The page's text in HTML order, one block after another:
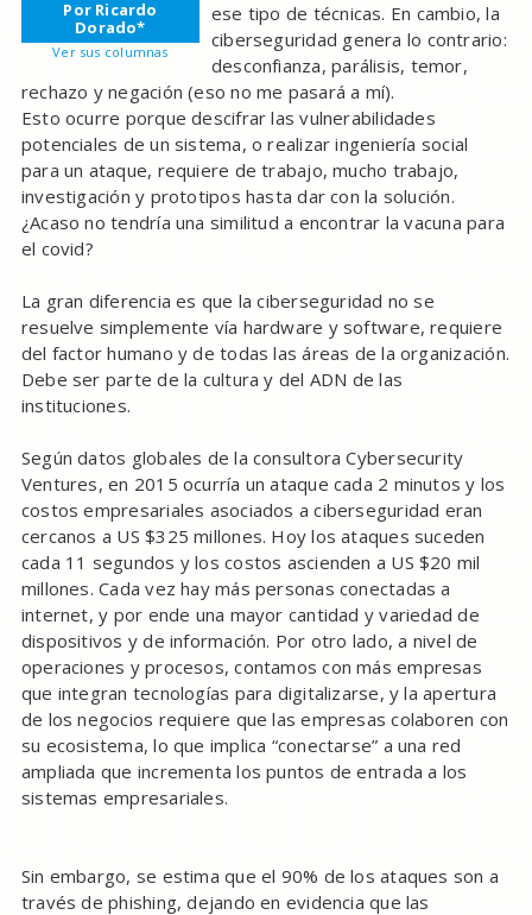
Por Ricardo
Dorado*
Ver sus columnas
ese tipo de técnicas. En cambio, la
ciberseguridad genera lo contrario:
desconfianza, parálisis, temor,
rechazo y negación (eso no me pasará a mí).
Esto ocurre porque descifrar las vulnerabilidades
potenciales de un sistema, o realizar ingeniería social
para un ataque, requiere de trabajo, mucho trabajo,
investigación y prototipos hasta dar con la solución.
¿Acaso no tendría una similitud a encontrar la vacuna para
el covid?
La gran diferencia es que la ciberseguridad no se
resuelve simplemente vía hardware y software, requiere
del factor humano y de todas las áreas de la organización.
Debe ser parte de la cultura y del ADN de las
instituciones.
Según datos globales de la consultora Cybersecurity
Ventures, en 2015 ocurría un ataque cada 2 minutos y los
costos empresariales asociados a ciberseguridad eran
cercanos a US $325 millones. Hoy los ataques suceden
cada 11 segundos y los costos ascienden a US $20 mil
millones. Cada vez hay más personas conectadas a
internet, y por ende una mayor cantidad y variedad de
dispositivos y de información. Por otro lado, a nivel de
operaciones y procesos, contamos con más empresas
que integran tecnologías para digitalizarse, y la apertura
de los negocios requiere que las empresas colaboren con
su ecosistema, lo que implica “conectarse” a una red
ampliada que incrementa los puntos de entrada a los
sistemas empresariales.
Sin embargo, se estima que el 90% de los ataques son a
través de phishing, dejando en evidencia que las